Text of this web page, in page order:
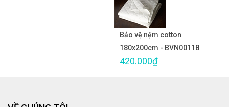
Bảo vệ nệm cotton
180x200cm - BVN00118
420.000₫